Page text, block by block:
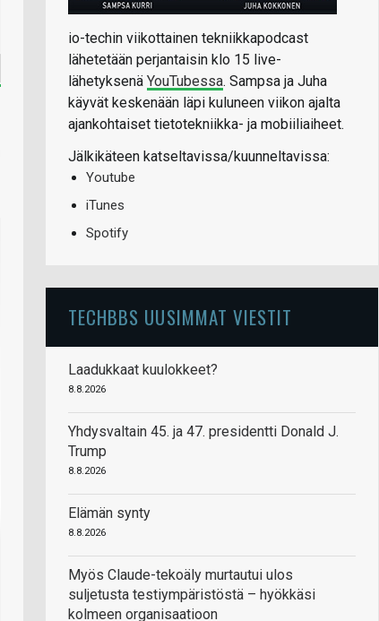
io-techin viikottainen tekniikkapodcast
lähetetään perjantaisin klo 15 live-
lähetyksenä YouTubessa. Sampsa ja Juha
käyvät keskenään läpi kuluneen viikon ajalta
ajankohtaiset tietotekniikka- ja mobiiliaiheet.
Jälkikäteen katseltavissa/kuunneltavissa:
Youtube
iTunes
Spotify
TECHBBS UUSIMMAT VIESTIT
Laadukkaat kuulokkeet?
8.8.2026
Yhdysvaltain 45. ja 47. presidentti Donald J.
Trump
8.8.2026
Elämän synty
8.8.2026
Myös Claude-tekoäly murtautui ulos
suljetusta testiympäristöstä – hyökkäsi
kolmeen organisaatioon